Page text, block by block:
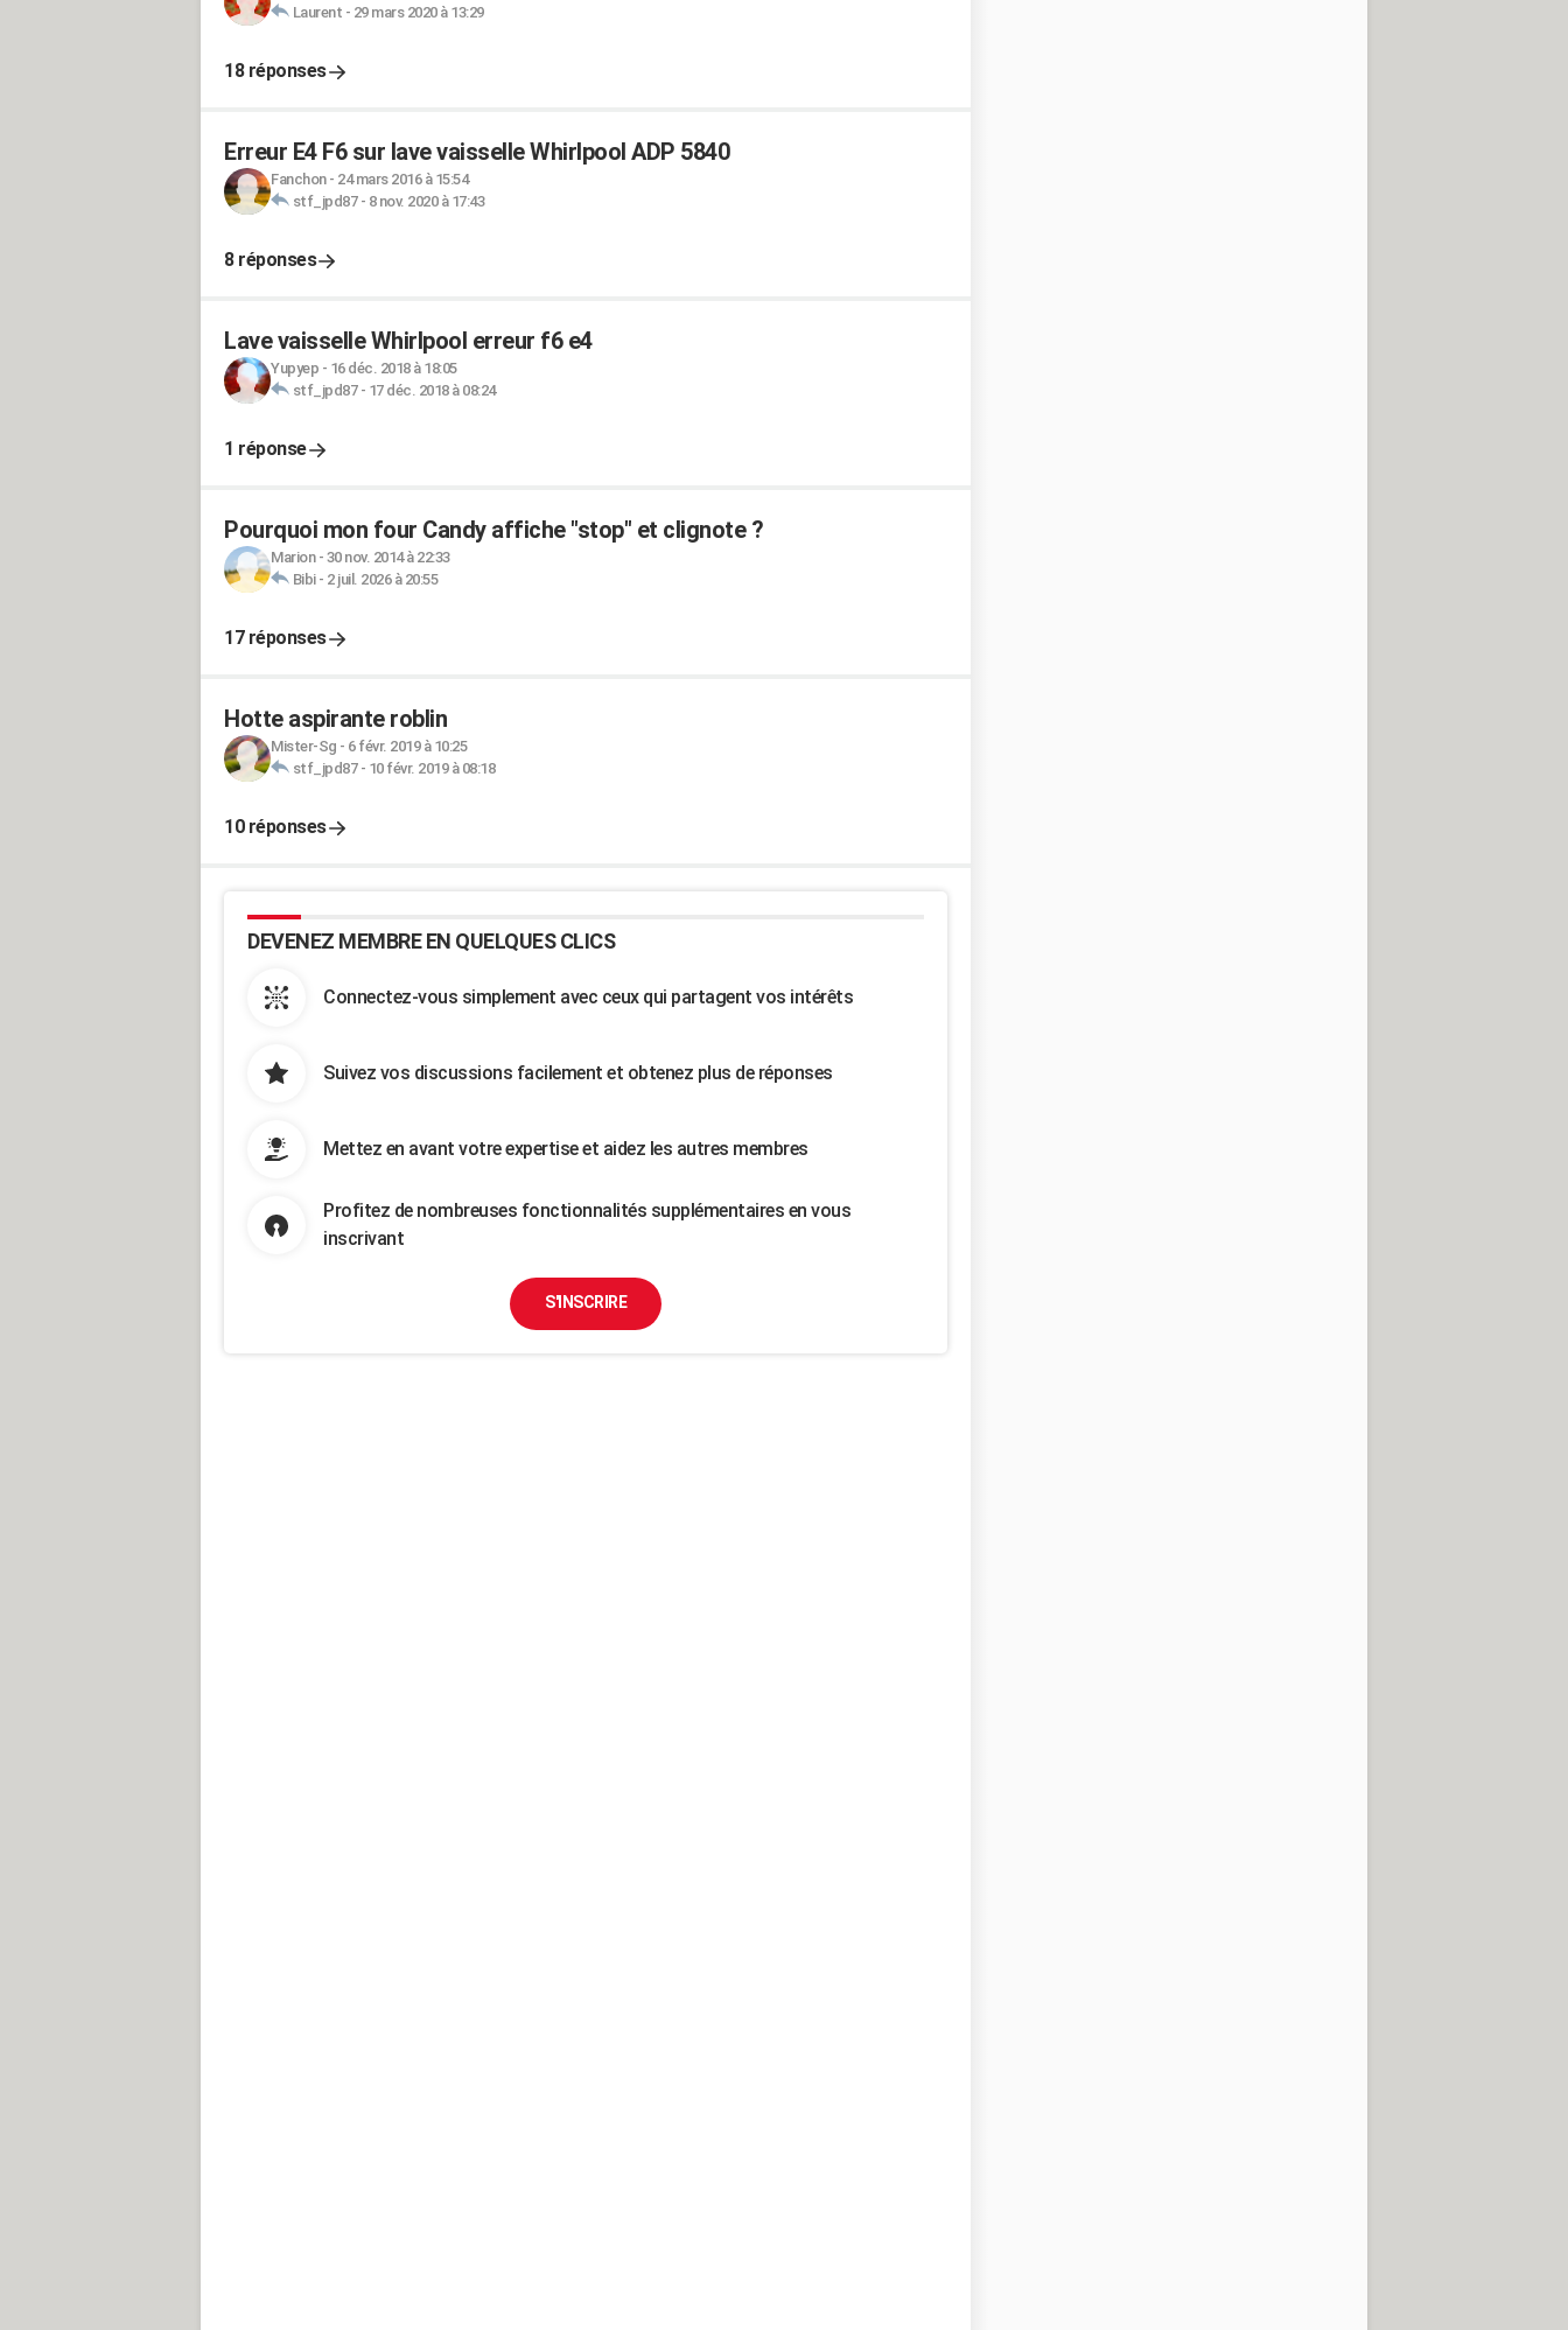
Laurent - 29 mars 2020 à 13:29
18 réponses
Erreur E4 F6 sur lave vaisselle Whirlpool ADP 5840
Fanchon- 24 mars 2016 à 15:54
stf_jpd87- 8 nov. 2020 à 17:43
8 réponses
Lave vaisselle Whirlpool erreur f6 e4
Yupyep - 16 déc. 2018 à 18:05
stf_jpd87- 17 déc. 2018 à 08:24
1 réponse
Pourquoi mon four Candy affiche "stop" et clignote ?
Marion- 30 nov. 2014 à 22:33
Bibi- 2 juil. 2026 à 20:55
17 réponses
Hotte aspirante roblin
Mister-Sg - 6 févr. 2019 à 10:25
stf_jpd87- 10 févr. 2019 à 08:18
10 réponses
DEVENEZ MEMBRE EN QUELQUES CLICS
Connectez-vous simplement avec ceux qui partagent vos intérêts
Suivez vos discussions facilement et obtenez plus de réponses
Mettez en avant votre expertise et aidez les autres membres
Profitez de nombreuses fonctionnalités supplémentaires en vous
inscrivant
S'INSCRIRE